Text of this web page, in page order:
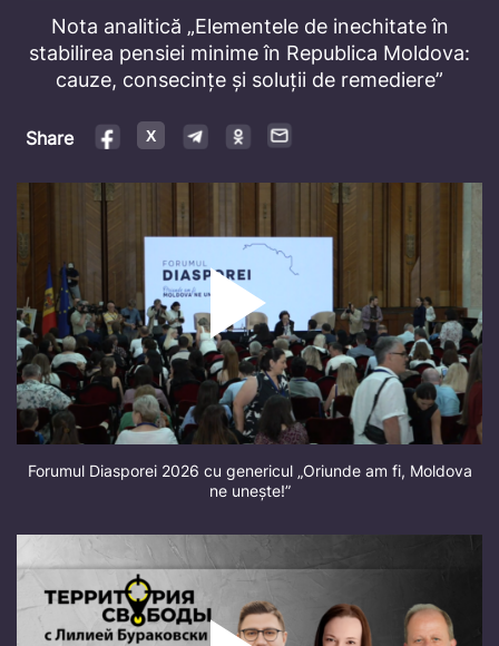
Nota analitică „Elementele de inechitate în
stabilirea pensiei minime în Republica Moldova:
cauze, consecințe și soluții de remediere”
Share
Forumul Diasporei 2026 cu genericul „Oriunde am fi, Moldova
ne unește!”